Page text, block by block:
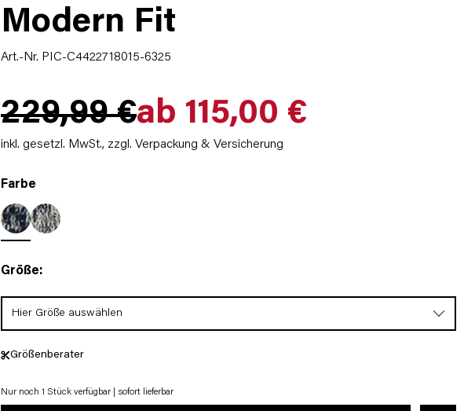
Modern Fit
Art.-Nr. PIC-C4422718015-6325
229,99 €ab 115,00 €
inkl. gesetzl. MwSt., zzgl. Verpackung & Versicherung
Farbe
Größe:
Hier Größe auswählen
Größenberater
Nur noch 1 Stück verfügbar | sofort lieferbar